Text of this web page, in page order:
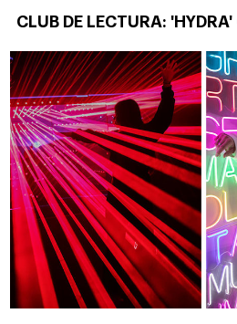
CLUB DE LECTURA: